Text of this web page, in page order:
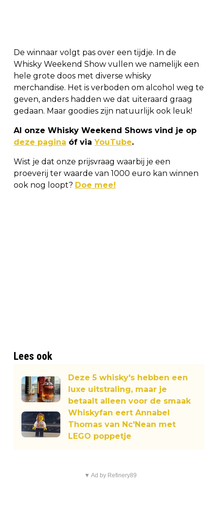
De winnaar volgt pas over een tijdje. In de
Whisky Weekend Show vullen we namelijk een
hele grote doos met diverse whisky
merchandise. Het is verboden om alcohol weg te
geven, anders hadden we dat uiteraard graag
gedaan. Maar goodies zijn natuurlijk ook leuk!
Al onze Whisky Weekend Shows vind je op
deze pagina óf via YouTube.
Wist je dat onze prijsvraag waarbij je een
proeverij ter waarde van 1000 euro kan winnen
ook nog loopt? Doe mee!
Lees ook
Deze 5 whisky's hebben een
luxe uitstraling, maar je
betaalt alleen voor de smaak
Whiskyfan eert Annabel
Thomas van Nc'Nean met
LEGO poppetje
▼ Ad by Refinery89